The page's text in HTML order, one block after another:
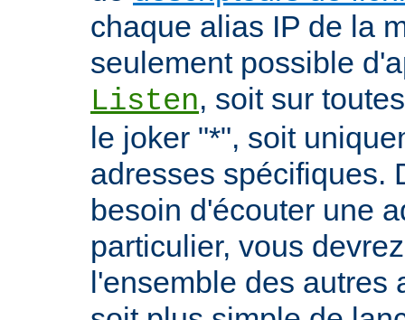
chaque alias IP de la
seulement possible
Listen, soit sur
le joker "*", soit
adresses spécifiques.
besoin d'écouter une
particulier, vous
l'ensemble des autres